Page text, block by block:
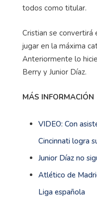
todos como titular.
Cristian se convertirá
jugar en la máxima
Anteriormente lo
Berry y Junior Díaz.
MÁS INFORMACIÓN
VIDEO: Con
Cincinnati logra
Junior Díaz no
Atlético de
Liga española